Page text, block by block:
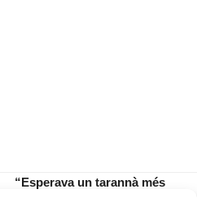
“Esperava un tarannà més